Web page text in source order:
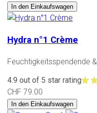
In den Einkaufswagen
Hydra n°1 Crème
Feuchtigkeitsspendende
4.9 out of 5 star rating
CHF 79.00
In den Einkaufswagen